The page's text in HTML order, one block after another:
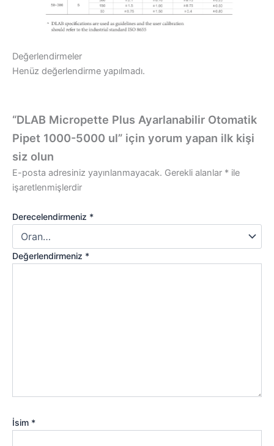
Değerlendirmeler
Henüz değerlendirme yapılmadı.
“DLAB Micropette Plus Ayarlanabilir Otomatik
Pipet 1000-5000 ul” için yorum yapan ilk kişi
siz olun
E-posta adresiniz yayınlanmayacak. Gerekli alanlar * ile
işaretlenmişlerdir
Derecelendirmeniz *
Değerlendirmeniz *
İsim *